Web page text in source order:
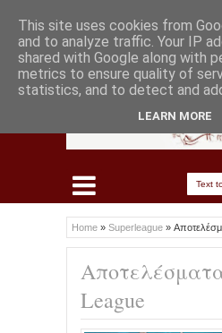
Home » Superleague »
League
This site uses cookies from
and to analyze traffic. Your IP
shared with Google along with
metrics to ensure quality of
statistics, and to detect and
LEARN MORE